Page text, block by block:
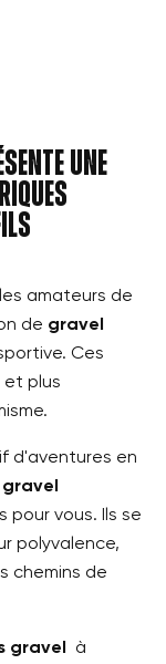
une
amateurs de
de gravel
Ces
et plus
d'aventures en
gravel
vous. Ils se
polyvalence,
chemins de
gravel à